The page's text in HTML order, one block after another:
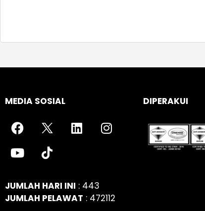
MEDIA SOSIAL
JUMLAH HARI INI : 443
JUMLAH PELAWAT : 472112
DIPERAKUI